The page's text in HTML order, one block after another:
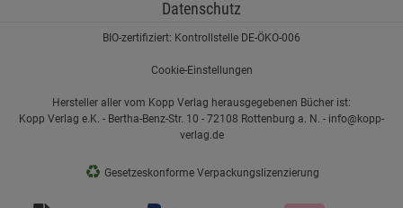
Datenschutz
BIO-zertifiziert: Kontrollstelle DE-ÖKO-006
Cookie-Einstellungen
Hersteller aller vom Kopp Verlag herausgegebenen Bücher ist:
Kopp Verlag e.K. - Bertha-Benz-Str. 10 - 72108 Rottenburg a. N. - info@kopp-
verlag.de
♻ Gesetzeskonforme Verpackungslizenzierung
Marketing Cookies (3)
Datenschutzerklärung Impressum